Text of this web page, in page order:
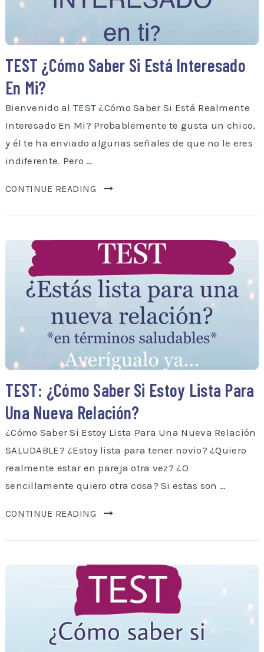
TEST ¿Cómo Saber Si Está Interesado
En Mi?
Bienvenido al TEST ¿Cómo Saber Si Está Realmente
Interesado En Mi? Probablemente te gusta un chico,
y él te ha enviado algunas señales de que no le eres
indiferente. Pero …
CONTINUE READING
TEST: ¿Cómo Saber Si Estoy Lista Para
Una Nueva Relación?
¿Cómo Saber Si Estoy Lista Para Una Nueva Relación
SALUDABLE? ¿Estoy lista para tener novio? ¿Quiero
realmente estar en pareja otra vez? ¿O
sencillamente quiero otra cosa? Si estas son …
CONTINUE READING